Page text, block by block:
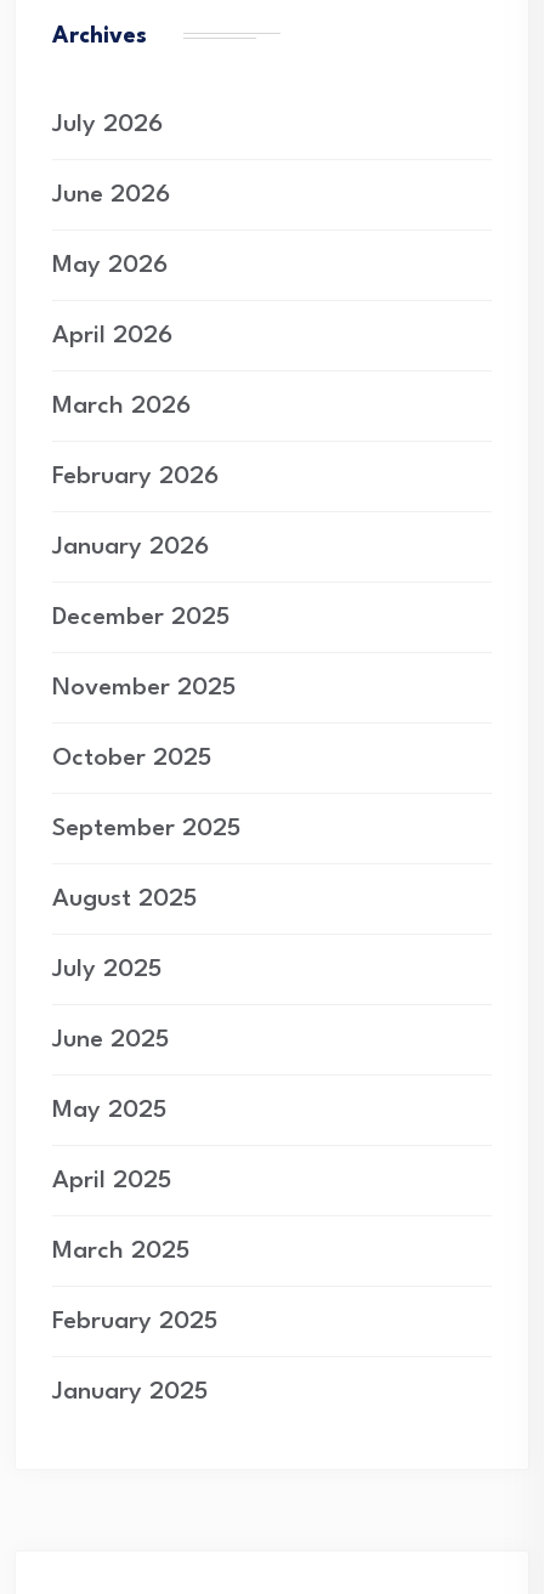
Archives
July 2026
June 2026
May 2026
April 2026
March 2026
February 2026
January 2026
December 2025
November 2025
October 2025
September 2025
August 2025
July 2025
June 2025
May 2025
April 2025
March 2025
February 2025
January 2025